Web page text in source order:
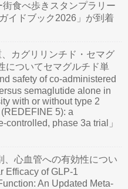
食べ歩きスタンプラリー
イドブック2026」が到着
カグリリンチド・セマグ
についてセマグルチド単
safety of co-administered
semaglutide alone in
with or without type 2
5): a
controlled, phase 3a trial」
、心血管への有効性につい
Efficacy of GLP-1
An Updated Meta-